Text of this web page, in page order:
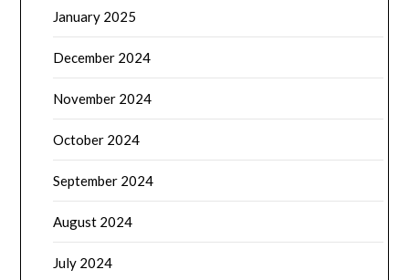
January 2025
December 2024
November 2024
October 2024
September 2024
August 2024
July 2024